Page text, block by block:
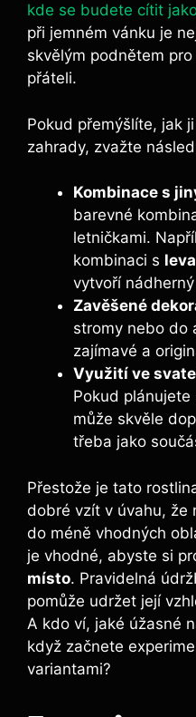
kde se budete cítit
při jemném vánku je
skvělým podnětem
přáteli.
Pokud přemýšlíte, jak
zahrady, zvažte
Kombinace s
barevné
letničkami.
kombinaci s
vytvoří
Zavěšené
stromy nebo do
zajímavé a
Využití ve
Pokud
může skvěle
třeba jako
Přestože je tato
dobré vzít v úvahu, že
do méně vhodných
je vhodné, abyste si
místo. Pravidelná
pomůže udržet její
A kdo ví, jaké úžasné
když začnete
variantami?